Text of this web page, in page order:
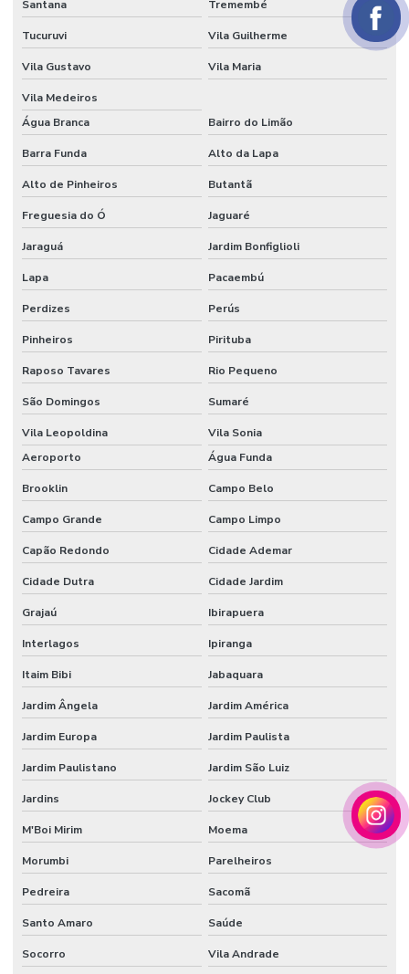
Preço do tecido veludo
Preço do veludo por metro
Serviço de flocagem
Tecido algodão flocado
Tecido aveludado automotivo
Tecido flocado
Tecido flocado de nylon
Tecido de pvc inflável
Tecido tule flocado
Tecido veludo
Tecido veludo atacado
Tecido veludo automotivo
Tecido veludo automotivo comprar
Tecido veludo comprar
Tecido veludo sintético
Veludo automotivo
Veludo sintético
Vendedor de papel de seda atacado
Santana Tremembé
Tucuruvi Vila Guilherme
Vila Gustavo Vila Maria
Vila Medeiros
Água Branca
Bairro do Limão
Barra Funda Alto da Lapa
Alto de Pinheiros Butantã
Freguesia do Ó Jaguaré
Jaraguá Jardim Bonfiglioli
Lapa Pacaembú
Perdizes Perús
Pinheiros Pirituba
Raposo Tavares Rio Pequeno
São Domingos Sumaré
Vila Leopoldina
Vila Sonia
Aeroporto
Água Funda
Brooklin Campo Belo
Campo Grande Campo Limpo
Capão Redondo Cidade Ademar
Cidade Dutra Cidade Jardim
Grajaú Ibirapuera
Interlagos Ipiranga
Itaim Bibi Jabaquara
Jardim Ângela Jardim América
Jardim Europa Jardim Paulista
Jardim Paulistano Jardim São Luiz
Jardins Jockey Club
M'Boi Mirim Moema
Morumbi Parelheiros
Pedreira Sacomã
Santo Amaro Saúde
Socorro Vila Andrade